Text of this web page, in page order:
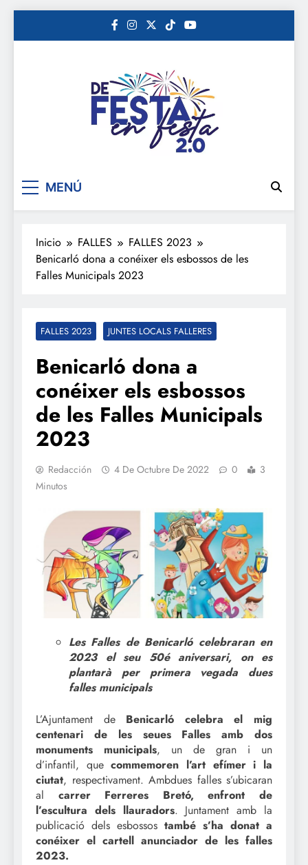
De festa en festa 2.0
MENÚ
Inicio FALLES
FALLES 2023
Benicarló dona a conéixer els esbossos de les
Falles Municipals 2023
FALLES 2023 JUNTES LOCALS FALLERES
Benicarló dona a
conéixer els esbossos
de les Falles Municipals
2023
Redacción 4 De Octubre De 2022 0
3
Minutos
Les Falles de Benicarló celebraran en
2023 el seu 50é aniversari, on es
plantarà per primera vegada dues
falles municipals
L’Ajuntament de Benicarló celebra el mig
centenari de les seues Falles amb dos
monuments municipals, un de gran i un
d’infantil, quecommemoren l’art efímer i la
ciutat, respectivament. Ambdues falles s’ubicaran
al carrer Ferreres Bretó, enfront de
l’escultura dels llauradors. Juntament amb la
publicació dels esbossos també s’ha donat a
conéixer el cartell anunciador de les falles
2023.